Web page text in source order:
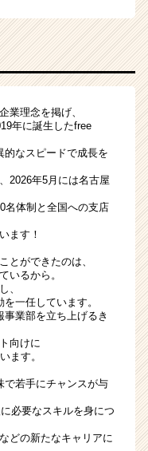
業理念を掲げ、
年に誕生したfree
的なスピードで成長を
2026年5月には名古屋
名体制と全国への支店
ます！
とができたのは、
いるから。
、
一任しています。
事業部を立ち上げるき
向けに
ます。
で若手にチャンスが与
必要なスキルを身につ
どの新たなキャリアに